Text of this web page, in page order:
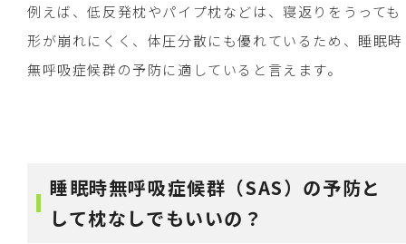
例えば、低反発枕やパイプ枕などは、寝返りをうっても
形が崩れにくく、体圧分散にも優れているため、睡眠時
無呼吸症候群の予防に適していると言えます。
睡眠時無呼吸症候群（SAS）の予防と
して枕なしでもいいの？